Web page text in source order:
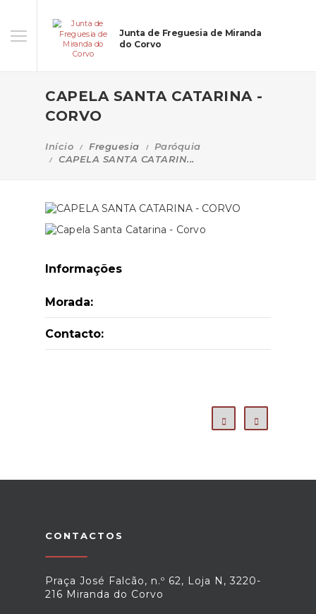
Junta de Freguesia de Miranda
do Corvo
CAPELA SANTA CATARINA -
CORVO
Início Freguesia
Paróquia
CAPELA SANTA CATARIN...
Informações
Morada:
Contacto:
CONTACTOS
Praça José Falcão, n.º 62, Loja N, 3220-
216 Miranda do Corvo